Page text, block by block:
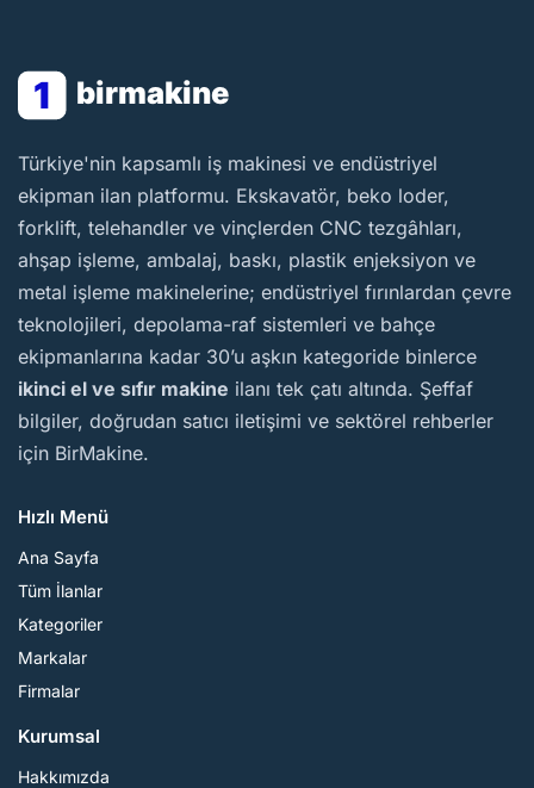
1 birmakine
BirMakine
Türkiye'nin kapsamlı iş makinesi ve endüstriyel
ekipman ilan platformu. Ekskavatör, beko loder,
forklift, telehandler ve vinçlerden CNC tezgâhları,
ahşap işleme, ambalaj, baskı, plastik enjeksiyon ve
metal işleme makinelerine; endüstriyel fırınlardan çevre
teknolojileri, depolama-raf sistemleri ve bahçe
ekipmanlarına kadar 30’u aşkın kategoride binlerce
ikinci el ve sıfır makine ilanı tek çatı altında. Şeffaf
bilgiler, doğrudan satıcı iletişimi ve sektörel rehberler
için BirMakine.
Hızlı Menü
Ana Sayfa
Tüm İlanlar
Kategoriler
Markalar
Firmalar
Kurumsal
Hakkımızda